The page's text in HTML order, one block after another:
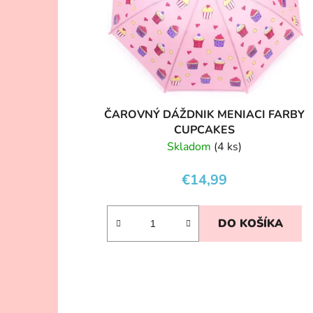
ČAROVNÝ DÁŽDNIK MENIACI FARBY
CUPCAKES
Skladom (4 ks)
€14,99
DO KOŠÍKA